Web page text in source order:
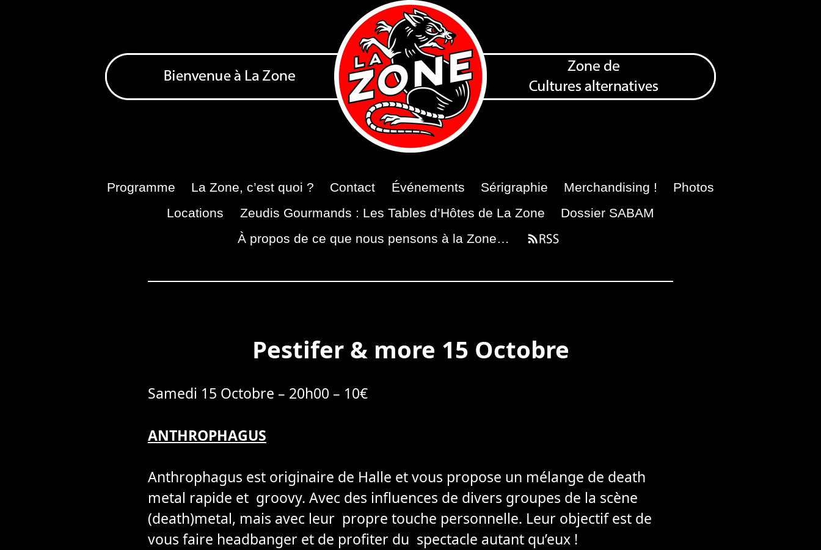
Programme La Zone, c’est quoi ? Contact Événements Sérigraphie Merchandising !
Photos
Locations
Zeudis Gourmands : Les Tables d’Hôtes de La Zone
Dossier SABAM
À propos de ce que nous pensons à la Zone…
Pestifer & more 15 Octobre
Samedi 15 Octobre – 20h00 – 10€
ANTHROPHAGUS
Anthrophagus est originaire de Halle et vous propose un mélange de death
metal rapide et groovy. Avec des influences de divers groupes de la scène
(death)metal, mais avec leur propre touche personnelle. Leur objectif est de
vous faire headbanger et de profiter du spectacle autant qu’eux !